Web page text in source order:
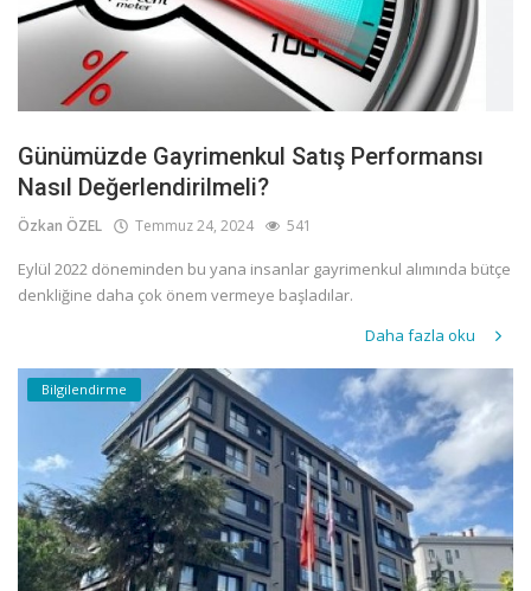
Günümüzde Gayrimenkul Satış Performansı
Nasıl Değerlendirilmeli?
Özkan ÖZEL Temmuz 24, 2024 541
Eylül 2022 döneminden bu yana insanlar gayrimenkul alımında bütçe
denkliğine daha çok önem vermeye başladılar.
Daha fazla oku
Bilgilendirme